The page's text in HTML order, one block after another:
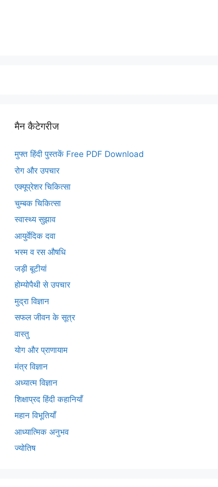
मैन कैटेगरीज
मुफ्त हिंदी पुस्तकें Free PDF Download
रोग और उपचार
एक्यूप्रेशर चिकित्सा
चुम्बक चिकित्सा
स्वास्थ्य सुझाव
आयुर्वेदिक दवा
भस्म व रस औषधि
जड़ी बूटीयां
होम्योपैथी से उपचार
मुद्रा विज्ञान
सफल जीवन के सूत्र
वास्तु
योग और प्राणायाम
मंत्र विज्ञान
अध्यात्म विज्ञान
शिक्षाप्रद हिंदी कहानियाँ
महान विभूतियाँ
आध्यात्मिक अनुभव
ज्योतिष